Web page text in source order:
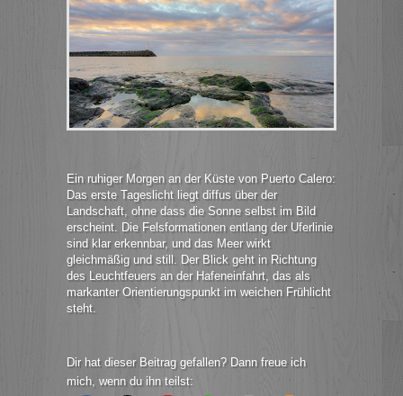
Ein ruhiger Morgen an der Küste von Puerto Calero:
Das erste Tageslicht liegt diffus über der
Landschaft, ohne dass die Sonne selbst im Bild
erscheint. Die Felsformationen entlang der Uferlinie
sind klar erkennbar, und das Meer wirkt
gleichmäßig und still. Der Blick geht in Richtung
des Leuchtfeuers an der Hafeneinfahrt, das als
markanter Orientierungspunkt im weichen Frühlicht
steht.
Dir hat dieser Beitrag gefallen? Dann freue ich
mich, wenn du ihn teilst: